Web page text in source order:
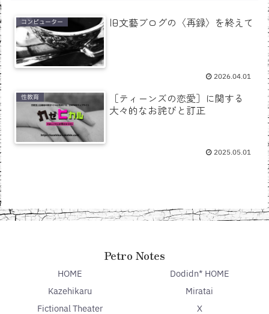
コンピューター 旧文藝ブログの〈再録〉を終えて
2026.04.01
性教育
［ティーンズの恋愛］に関する
大々的なお詫びと訂正
2025.05.01
Petro Notes
HOME
Dodidn* HOME
Kazehikaru
Miratai
Fictional Theater
X